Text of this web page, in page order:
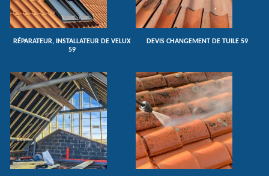
RÉPARATEUR, INSTALLATEUR DE VELUX
59
DEVIS CHANGEMENT DE TUILE 59